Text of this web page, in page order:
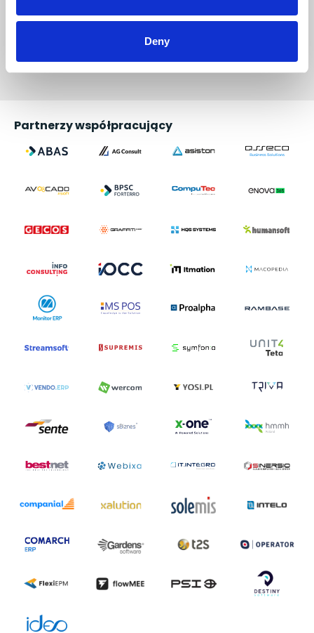
Deny
Partnerzy współpracujący